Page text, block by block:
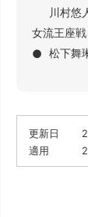
川村悠
女流王座
● 松下舞
更新日
適用